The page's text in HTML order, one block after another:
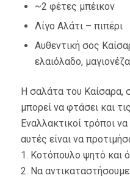
~2 φέτες μπέικον
Λίγο Αλάτι – πιπέρι
Αυθεντική σος
ελαιόλαδο,
Η σαλάτα του Καίσαρα,
μπορεί να φτάσει και
Εναλλακτικοί τρόποι
αυτές είναι να
1. Κοτόπουλο ψητό και
2. Να